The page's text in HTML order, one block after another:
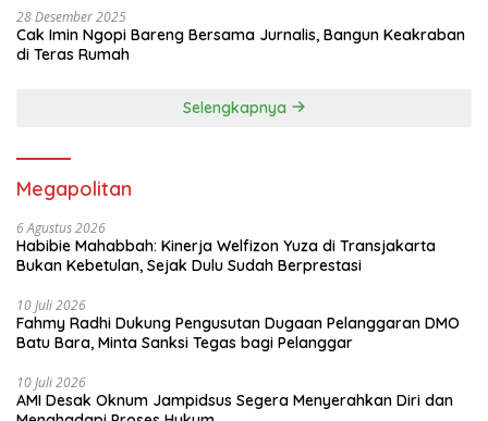
28 Desember 2025
Cak Imin Ngopi Bareng Bersama Jurnalis, Bangun Keakraban
di Teras Rumah
Selengkapnya
Megapolitan
6 Agustus 2026
Habibie Mahabbah: Kinerja Welfizon Yuza di Transjakarta
Bukan Kebetulan, Sejak Dulu Sudah Berprestasi
10 Juli 2026
Fahmy Radhi Dukung Pengusutan Dugaan Pelanggaran DMO
Batu Bara, Minta Sanksi Tegas bagi Pelanggar
10 Juli 2026
AMI Desak Oknum Jampidsus Segera Menyerahkan Diri dan